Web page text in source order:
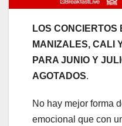
LOS
MANIZALES, CALI
PARA JUNIO Y
AGOTADOS.
No hay mejor forma
emocional que con